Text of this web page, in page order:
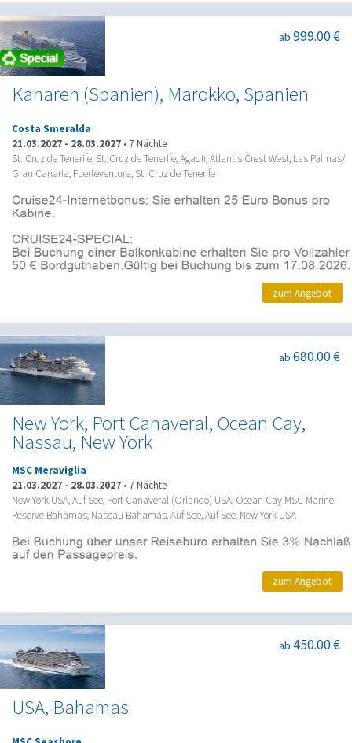
Kanaren (Spanien), Marokko, Spanien
ab 999.00 €
Costa Smeralda
21.03.2027 - 28.03.2027 • 7 Nächte
St. Cruz de Tenerife, St. Cruz de Tenerife, Agadir, Atlantis Crest West, Las Palmas/
Gran Canaria, Fuerteventura, St. Cruz de Tenerife
zum Angebot
New York, Port Canaveral, Ocean Cay,
Nassau, New York
ab 680.00 €
MSC Meraviglia
21.03.2027 - 28.03.2027 • 7 Nächte
New York USA, Auf See, Port Canaveral (Orlando) USA, Ocean Cay MSC Marine
Reserve Bahamas, Nassau Bahamas, Auf See, Auf See, New York USA
zum Angebot
USA, Bahamas
ab 450.00 €